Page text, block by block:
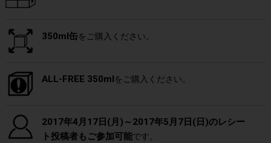
350ml缶をご購入ください。
ALL-FREE 350mlをご購入ください。
2017年4月17日(月)～2017年5月7日(日)のレシー
ト投稿者もご参加可能です。